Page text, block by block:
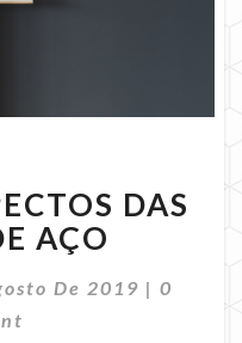
DAS
AÇO
De 2019 | 0